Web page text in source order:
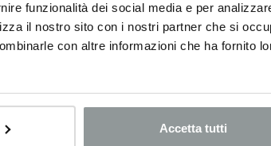
funzionalità dei social media e per
il nostro sito con i nostri partner che si
con altre informazioni che ha fornito
Accetta tutti
Nuova Renault
Tech
A partire da 24.900€